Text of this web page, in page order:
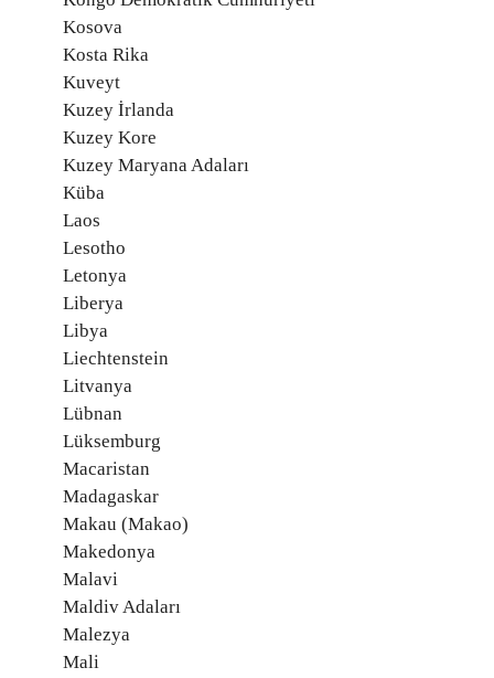
Kosova
Kosta Rika
Kuveyt
Kuzey İrlanda
Kuzey Kore
Kuzey Maryana Adaları
Küba
Laos
Lesotho
Letonya
Liberya
Libya
Liechtenstein
Litvanya
Lübnan
Lüksemburg
Macaristan
Madagaskar
Makau (Makao)
Makedonya
Malavi
Maldiv Adaları
Malezya
Mali